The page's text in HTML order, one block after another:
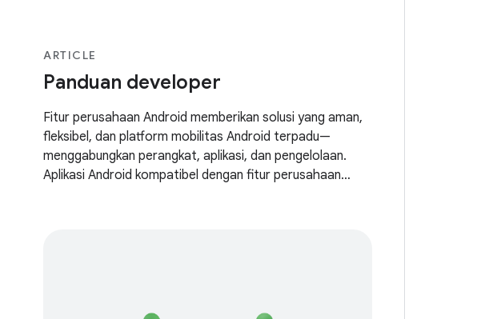
ARTICLE
Panduan developer
Fitur perusahaan Android memberikan solusi yang aman,
fleksibel, dan platform mobilitas Android terpadu—
menggabungkan perangkat, aplikasi, dan pengelolaan.
Aplikasi Android kompatibel dengan fitur perusahaan